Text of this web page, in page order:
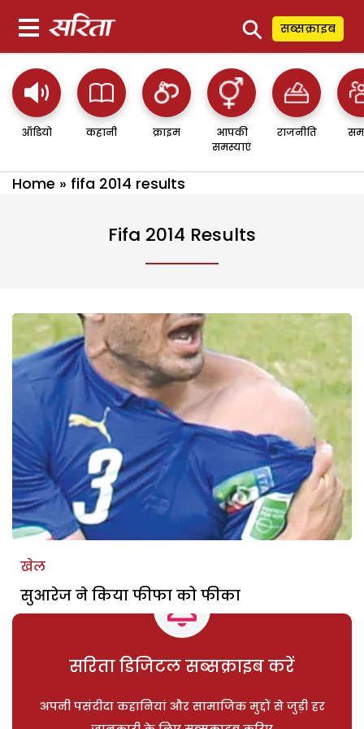
⚲ सब्सक्राइब
ऑडियो कहानी क्राइम
आपकी
समस्याएं
राजनीति
Home » fifa 2014 results
Fifa 2014 Results
खेल
सुआरेज ने किया फीफा को फीका
सरिता डिजिटल सब्सक्राइब करें
अपनी पसंदीदा कहानियां और सामाजिक मुद्दों से जुड़ी हर